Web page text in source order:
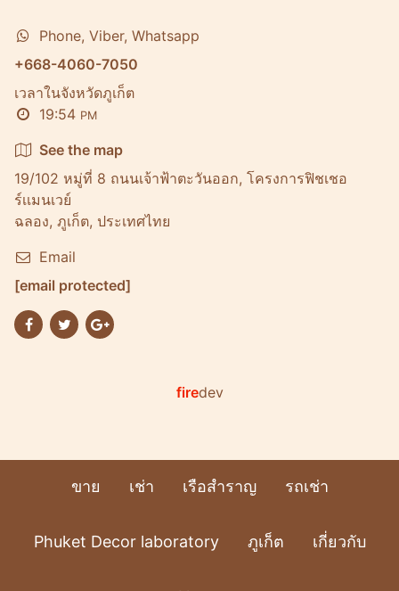
Phone, Viber, Whatsapp
+668-4060-7050
เวลาในจังหวัดภูเก็ต
19:54 PM
See the map
19/102 หมู่ที่ 8 ถนนเจ้าฟ้าตะวันออก, โครงการฟิชเชอ
ร์เเมนเวย์
ฉลอง, ภูเก็ต, ประเทศไทย
Email
[email protected]
firedev
ขาย เช่า เรือสำราญ รถเช่า
Phuket Decor laboratory ภูเก็ต เกี่ยวกับ